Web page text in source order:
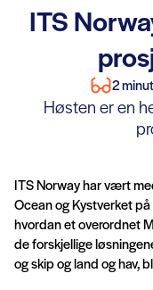
ITS
2
Høsten er en
ITS Norway har vært
Ocean og Kystverket
hvordan et overordnet
de forskjellige
og skip og land og hav,